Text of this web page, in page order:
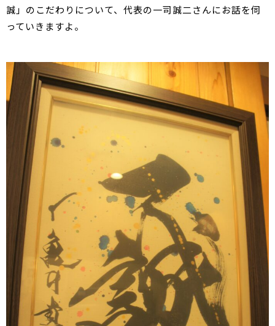
誠」のこだわりについて、代表の一司誠二さんにお話を伺
っていきますよ。